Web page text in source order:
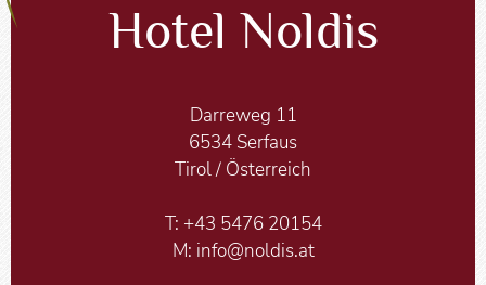
Hotel Noldis
Darreweg 11
6534 Serfaus
Tirol / Österreich
T: +43 5476 20154
M: info@noldis.at